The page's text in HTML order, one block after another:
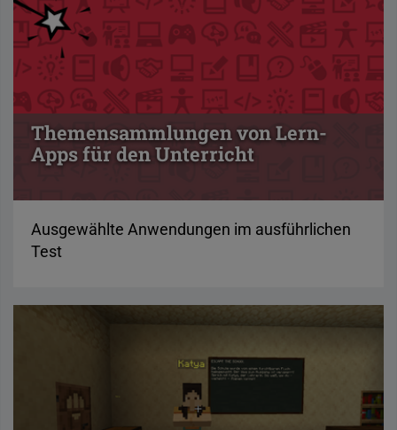
Themensammlungen von Lern-
Apps für den Unterricht
Ausgewählte Anwendungen im ausführlichen
Test